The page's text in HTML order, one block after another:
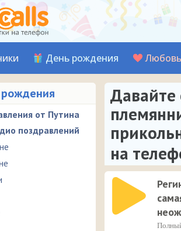
День рождения Любовь
от Путина
поздравлений
на